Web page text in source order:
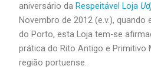
aniversário daRespeitável Loja
Novembro de 2012 (e.v.), quando
do Porto, esta Loja tem-se
prática do Rito Antigo e Primitivo
região portuense.